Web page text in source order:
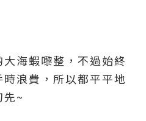
海蝦嚟整 ，不過始終
時浪費 ，所以都平平地
~